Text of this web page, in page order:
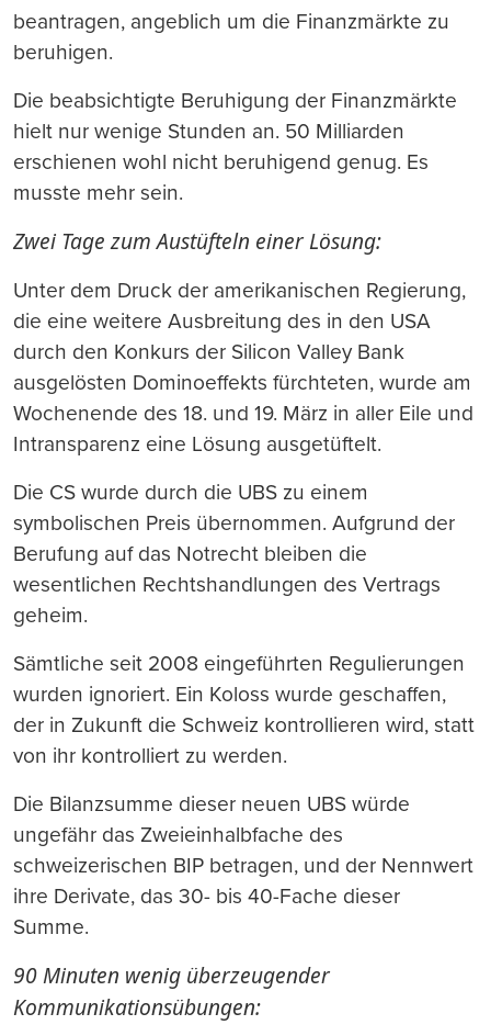
beantragen, angeblich um die Finanzmärkte zu
beruhigen.
Die beabsichtigte Beruhigung der Finanzmärkte
hielt nur wenige Stunden an. 50 Milliarden
erschienen wohl nicht beruhigend genug. Es
musste mehr sein.
Zwei Tage zum Austüfteln einer Lösung:
Unter dem Druck der amerikanischen Regierung,
die eine weitere Ausbreitung des in den USA
durch den Konkurs der Silicon Valley Bank
ausgelösten Dominoeffekts fürchteten, wurde am
Wochenende des 18. und 19. März in aller Eile und
Intransparenz eine Lösung ausgetüftelt.
Die CS wurde durch die UBS zu einem
symbolischen Preis übernommen. Aufgrund der
Berufung auf das Notrecht bleiben die
wesentlichen Rechtshandlungen des Vertrags
geheim.
Sämtliche seit 2008 eingeführten Regulierungen
wurden ignoriert. Ein Koloss wurde geschaffen,
der in Zukunft die Schweiz kontrollieren wird, statt
von ihr kontrolliert zu werden.
Die Bilanzsumme dieser neuen UBS würde
ungefähr das Zweieinhalbfache des
schweizerischen BIP betragen, und der Nennwert
ihre Derivate, das 30- bis 40-Fache dieser
Summe.
90 Minuten wenig überzeugender
Kommunikationsübungen: